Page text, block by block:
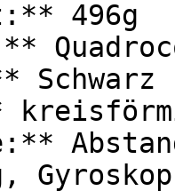
Gyroskop